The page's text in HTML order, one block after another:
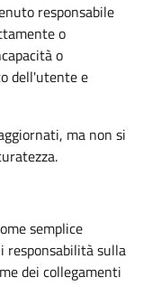
responsabile
o
o
dell'utente e
ma non si
semplice
responsabilità sulla
dei collegamenti